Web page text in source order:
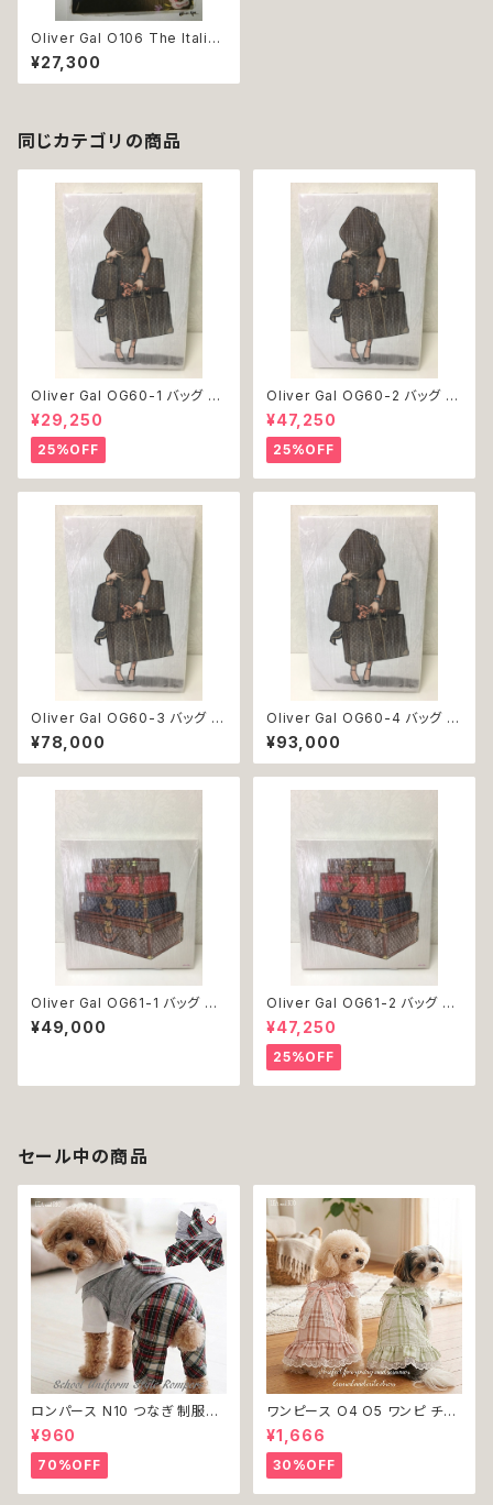
Oliver Gal O106 The Italian
luxe book 絵 アート インテリ
ア お祝い 贈り物 プレゼント 結
婚 新築 開店 周年 バースデイ
¥27,300
同じカテゴリの商品
Oliver Gal OG60-1 バッグ 絵
アート インテリア お祝い 贈り物
プレゼント 結婚 新築 開店 周年
バースデイ 誕生日 ご褒美
¥29,250
25%OFF
Oliver Gal OG60-2 バッグ 絵
アート インテリア お祝い 贈り物
プレゼント 結婚 新築 開店 周年
バースデイ 誕生日 ご褒美
¥47,250
25%OFF
Oliver Gal OG60-3 バッグ 絵
アート インテリア お祝い 贈り物
プレゼント 結婚 新築 開店 周年
バースデイ 誕生日 ご褒美
¥78,000
Oliver Gal OG60-4 バッグ 絵
アート インテリア お祝い 贈り物
プレゼント 結婚 新築 開店 周年
バースデイ 誕生日 ご褒美
¥93,000
Oliver Gal OG61-1 バッグ ト
ランク 絵 アート インテリア お
祝い 贈り物 プレゼント 結婚 新
¥49,000
Oliver Gal OG61-2 バッグ ト
ランク 絵 アート インテリア お
祝い 贈り物 プレゼント 結婚 新
築 開店 周年 バースデイ 誕生日
ご褒美
¥47,250
25%OFF
セール中の商品
ロンパース N10 つなぎ 制服風
チェック柄 グレー 灰色 コスチュ
ーム コスプレ ドッグウェア dog
犬 猫 ペット 服 犬服 洋服 オシ
ャレ かわいい 小型犬 返品交換
不可
¥960
70%OFF
ワンピース O4 O5 ワンピ チェ
ック プリーツ レース 女の子 犬
犬服 小型 猫 服 洋服 ペット do
g ドッグウェア おしゃれ かわい
い 返品交換不可
¥1,666
30%OFF